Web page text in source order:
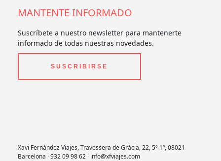
MANTENTE INFORMADO
Suscríbete a nuestro newsletter para mantenerte
informado de todas nuestras novedades.
SUSCRIBIRSE
Xavi Fernández Viajes, Travessera de Gràcia, 22, 5º 1ª, 08021
Barcelona · 932 09 98 62 · info@xfviajes.com